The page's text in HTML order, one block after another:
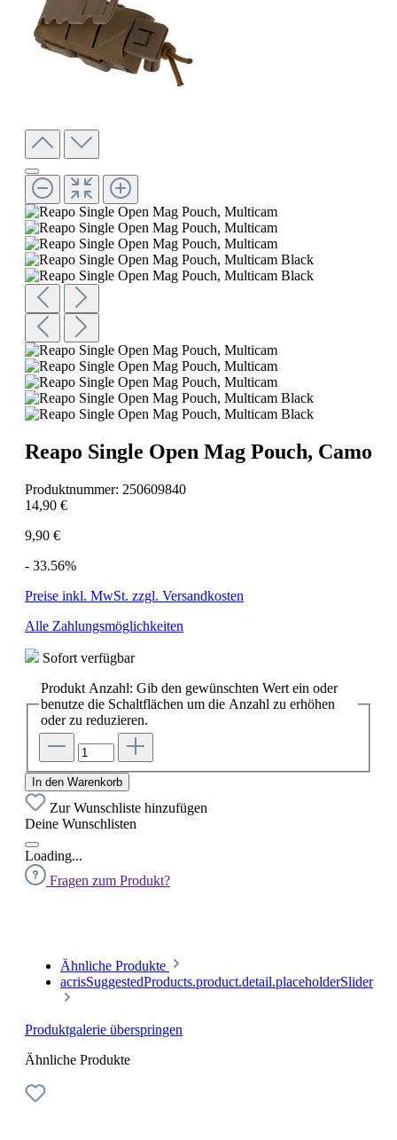
Reapo Single Open Mag Pouch, Camo
Produktnummer: 250609840
14,90 €
9,90 €
- 33.56%
Preise inkl. MwSt. zzgl. Versandkosten
Alle Zahlungsmöglichkeiten
Sofort verfügbar
Produkt Anzahl: Gib den gewünschten Wert ein oder
benutze die Schaltflächen um die Anzahl zu erhöhen
oder zu reduzieren.
In den Warenkorb
Zur Wunschliste hinzufügen
Deine Wunschlisten
Loading...
Fragen zum Produkt?
Ähnliche Produkte
acrisSuggestedProducts.product.detail.placeholderSlider
Produktgalerie überspringen
Ähnliche Produkte